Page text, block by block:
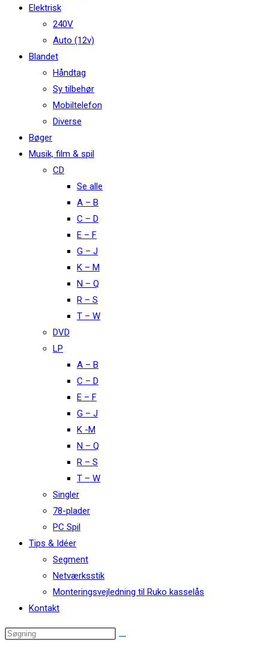
Elektrisk
240V
Auto (12v)
Blandet
Håndtag
Sy tilbehør
Mobiltelefon
Diverse
Bøger
Musik, film & spil
CD
Se alle
A – B
C – D
E – F
G – J
K – M
N – Q
R – S
T – W
DVD
LP
A – B
C – D
E – F
G – J
K -M
N – Q
R – S
T – W
Singler
78-plader
PC Spil
Tips & Idéer
Segment
Netværksstik
Monteringsvejledning til Ruko kasselås
Kontakt